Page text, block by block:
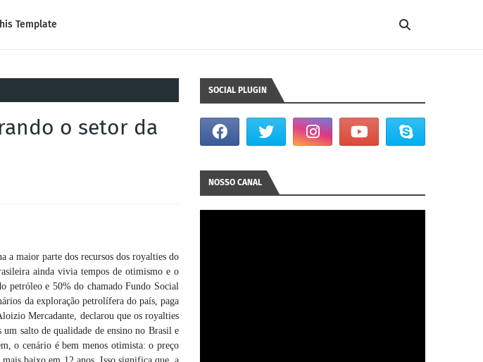
Template
o setor da
a maior parte dos recursos dos royalties do
ainda vivia tempos de otimismo e o
petróleo e 50% do chamado Fundo Social
da exploração petrolífera do país, paga
Mercadante, declarou que os royalties
salto de qualidade de ensino no Brasil e
o cenário é bem menos otimista: o preço
SOCIAL PLUGIN
NOSSO CANAL